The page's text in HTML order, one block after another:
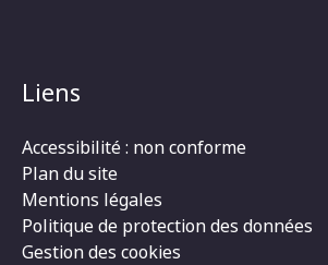
Liens
Accessibilité : non conforme
Plan du site
Mentions légales
Politique de protection des données
Gestion des cookies